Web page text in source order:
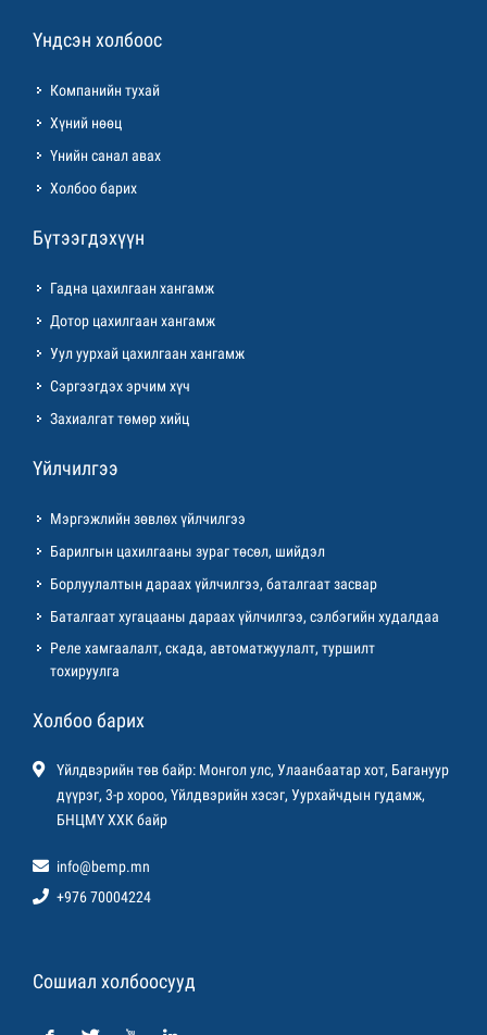
Үндсэн холбоос
Компанийн тухай
Хүний нөөц
Үнийн санал авах
Холбоо барих
Бүтээгдэхүүн
Гадна цахилгаан хангамж
Дотор цахилгаан хангамж
Уул уурхай цахилгаан хангамж
Сэргээгдэх эрчим хүч
Захиалгат төмөр хийц
Үйлчилгээ
Мэргэжлийн зөвлөх үйлчилгээ
Барилгын цахилгааны зураг төсөл, шийдэл
Борлуулалтын дараах үйлчилгээ, баталгаат засвар
Баталгаат хугацааны дараах үйлчилгээ, сэлбэгийн худалдаа
Реле хамгаалалт, скада, автоматжуулалт, туршилт
тохируулга
Холбоо барих
Үйлдвэрийн төв байр: Монгол улс, Улаанбаатар хот, Багануур
дүүрэг, 3-р хороо, Үйлдвэрийн хэсэг, Уурхайчдын гудамж,
БНЦМҮ ХХК байр
info@bemp.mn
+976 70004224
Сошиал холбоосууд